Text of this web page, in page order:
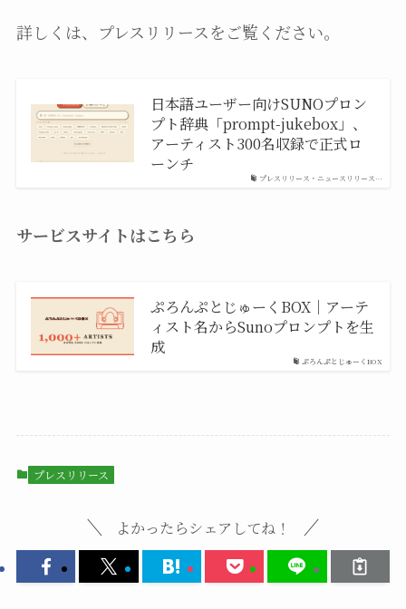
詳しくは、プレスリリースをご覧ください。
プレスリリース・ニュースリリース…
日本語ユーザー向けSUNOプロン
プト辞典「prompt-jukebox」、
アーティスト300名収録で正式ロ
ーンチ
サービスサイトはこちら
ぷろんぷとじゅーくBOX
ぷろんぷとじゅーくBOX｜アーテ
ィスト名からSunoプロンプトを生
成
プレスリリース
よかったらシェアしてね！